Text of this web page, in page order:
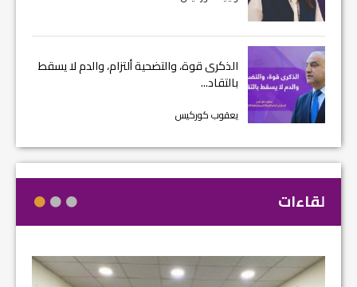
الذكرى قوة، والتضحية ألتزام، والدم لا يسقط
بالتقاد...
يعقوب كوركيس
لقاءات